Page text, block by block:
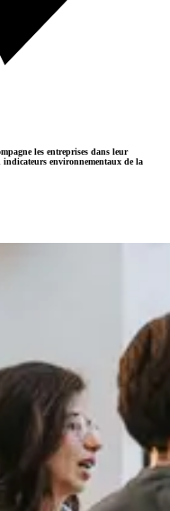
les entreprises dans leur
environnementaux de la